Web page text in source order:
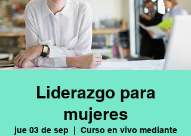
Liderazgo para
mujeres
jue 03 de sep
Curso en vivo mediante